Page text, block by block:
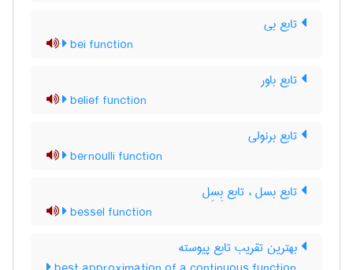
تابع بی
bei function
تابع باور
belief function
تابع برنولی
bernoulli function
تابع بسل ، تابع بِسِل
bessel function
بهترین تقریب تابع پیوسته